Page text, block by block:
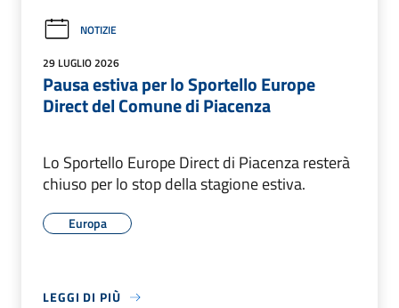
NOTIZIE
29 LUGLIO 2026
Pausa estiva per lo Sportello Europe
Direct del Comune di Piacenza
Lo Sportello Europe Direct di Piacenza resterà
chiuso per lo stop della stagione estiva.
Europa
LEGGI DI PIÙ